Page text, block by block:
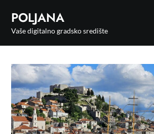
POLJANA
Vaše digitalno gradsko središte